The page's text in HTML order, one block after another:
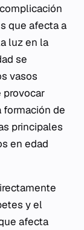
que afecta a
luz en la
se
vasos
provocar
formación de
principales
en edad
y el
afecta